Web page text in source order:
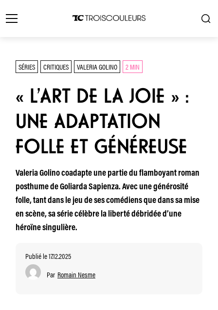
SÉRIES CRITIQUES VALERIA GOLINO 2 MIN
« L’ART DE LA JOIE » :
UNE ADAPTATION
FOLLE ET GÉNÉREUSE
Valeria Golino coadapte une partie du flamboyant roman
posthume de Goliarda Sapienza. Avec une générosité
folle, tant dans le jeu de ses comédiens que dans sa mise
en scène, sa série célèbre la liberté débridée d’une
héroïne singulière.
Publié le 17.12.2025
Par Romain Nesme